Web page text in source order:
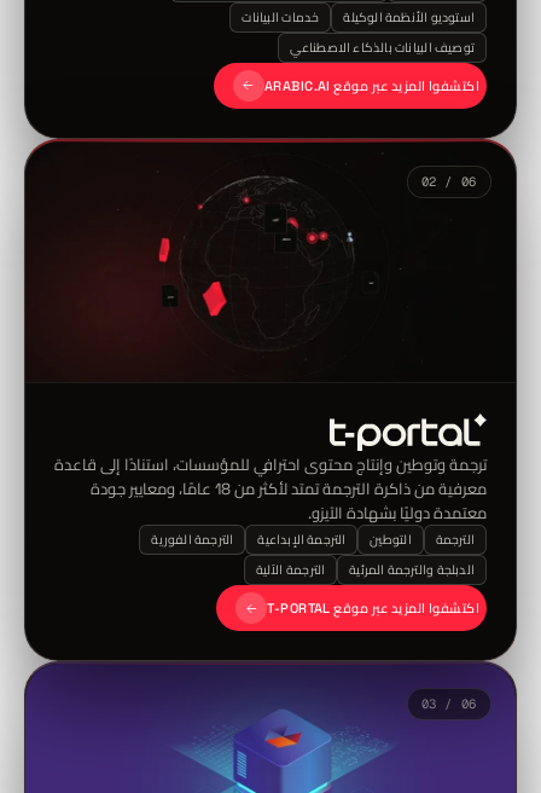
استوديو الأنظمة الوكيلة
خدمات البيانات
توصيف البيانات بالذكاء الاصطناعي
اكتشفوا المزيد عبر موقع ARABIC.AI
02 / 06
ترجمة وتوطين وإنتاج محتوى احترافي للمؤسسات، استنادًا إلى قاعدة
معرفية من ذاكرة الترجمة تمتد لأكثر من 18 عامًا، ومعايير جودة
معتمدة دوليًا بشهادة الآيزو.
الترجمة التوطين الترجمة الإبداعية
الترجمة الفورية
الدبلجة والترجمة المرئية
الترجمة الآلية
اكتشفوا المزيد عبر موقع T-PORTAL
03 / 06